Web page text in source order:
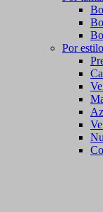
Por estilo